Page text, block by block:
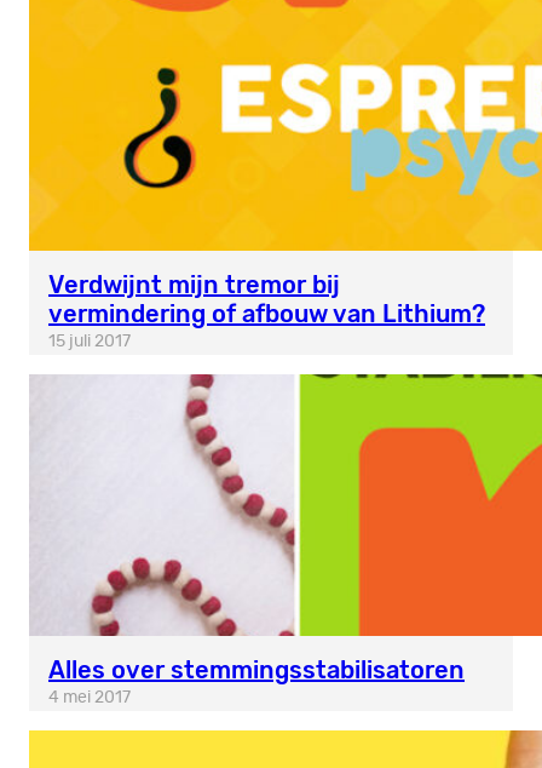
Verdwijnt mijn tremor bij
vermindering of afbouw van Lithium?
15 juli 2017
Alles over stemmingsstabilisatoren
4 mei 2017